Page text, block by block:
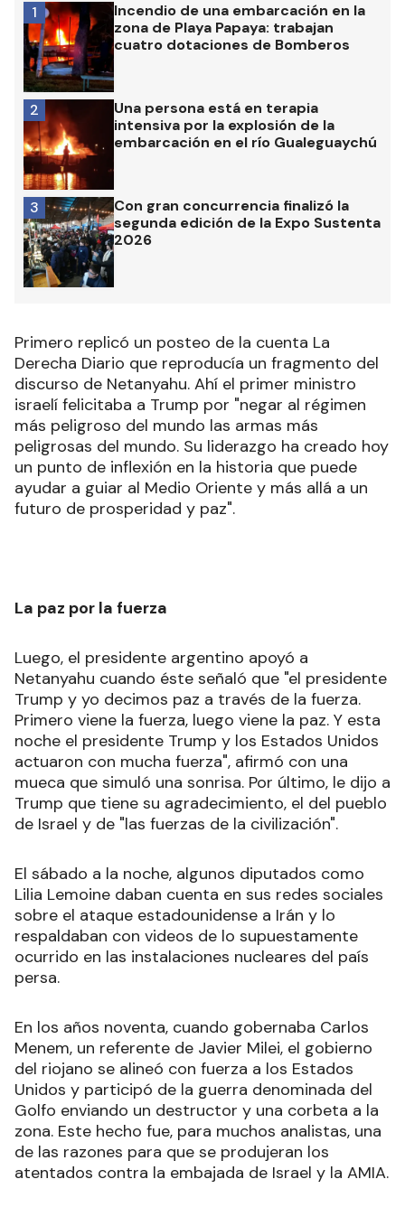
Incendio de una embarcación en la
zona de Playa Papaya: trabajan
cuatro dotaciones de Bomberos
1
Una persona está en terapia
intensiva por la explosión de la
embarcación en el río Gualeguaychú
2
Con gran concurrencia finalizó la
segunda edición de la Expo Sustenta
2026
3
Primero replicó un posteo de la cuenta La
Derecha Diario que reproducía un fragmento del
discurso de Netanyahu. Ahí el primer ministro
israelí felicitaba a Trump por "negar al régimen
más peligroso del mundo las armas más
peligrosas del mundo. Su liderazgo ha creado hoy
un punto de inflexión en la historia que puede
ayudar a guiar al Medio Oriente y más allá a un
futuro de prosperidad y paz".
La paz por la fuerza
Luego, el presidente argentino apoyó a
Netanyahu cuando éste señaló que "el presidente
Trump y yo decimos paz a través de la fuerza.
Primero viene la fuerza, luego viene la paz. Y esta
noche el presidente Trump y los Estados Unidos
actuaron con mucha fuerza", afirmó con una
mueca que simuló una sonrisa. Por último, le dijo a
Trump que tiene su agradecimiento, el del pueblo
de Israel y de "las fuerzas de la civilización".
El sábado a la noche, algunos diputados como
Lilia Lemoine daban cuenta en sus redes sociales
sobre el ataque estadounidense a Irán y lo
respaldaban con videos de lo supuestamente
ocurrido en las instalaciones nucleares del país
persa.
En los años noventa, cuando gobernaba Carlos
Menem, un referente de Javier Milei, el gobierno
del riojano se alineó con fuerza a los Estados
Unidos y participó de la guerra denominada del
Golfo enviando un destructor y una corbeta a la
zona. Este hecho fue, para muchos analistas, una
de las razones para que se produjeran los
atentados contra la embajada de Israel y la AMIA.